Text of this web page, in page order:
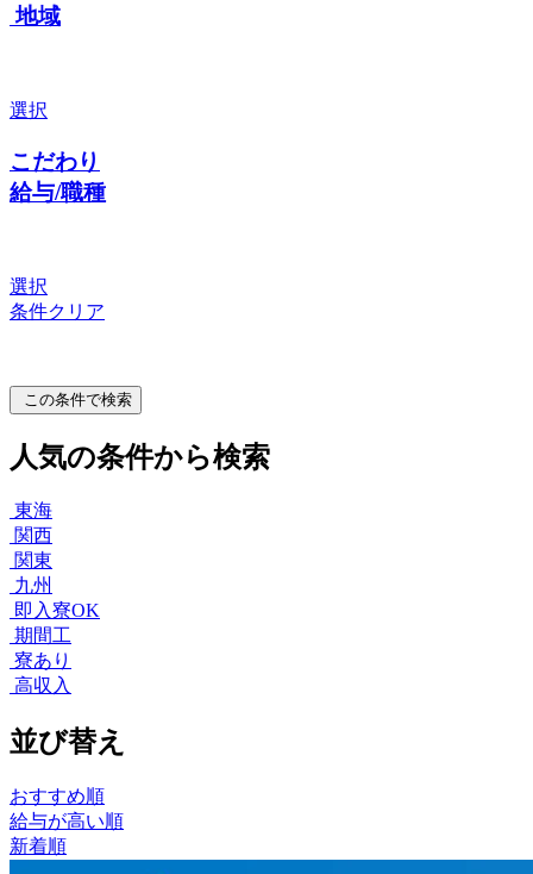
地域
選択
こだわり
給与/職種
選択
条件クリア
この条件で検索
人気の条件から検索
東海
関西
関東
九州
即入寮OK
期間工
寮あり
高収入
並び替え
おすすめ順
給与が高い順
新着順